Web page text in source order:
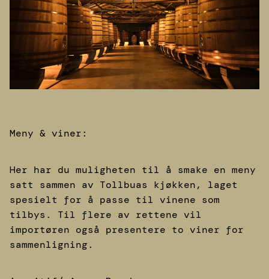
Meny & viner:
Her har du muligheten til å smake en meny
satt sammen av Tollbuas kjøkken, laget
spesielt for å passe til vinene som
tilbys. Til flere av rettene vil
importøren også presentere to viner for
sammenligning.